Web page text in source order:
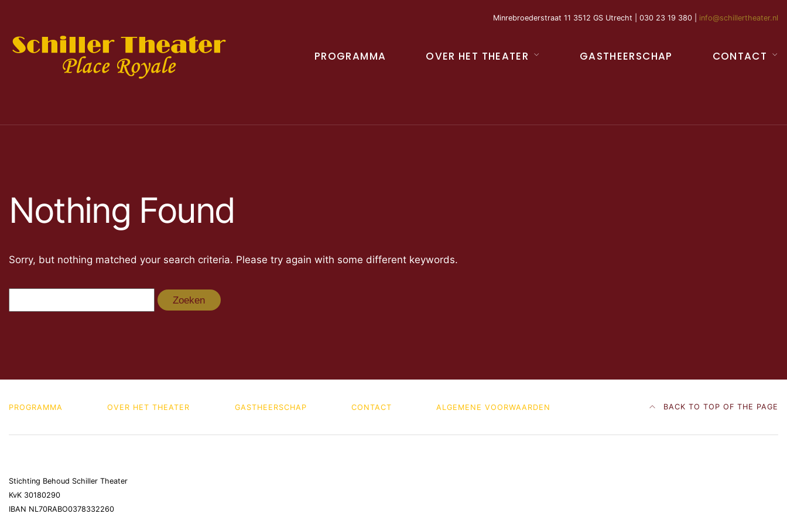
Minrebroederstraat 11 3512 GS Utrecht | 030 23 19 380 | info@schillertheater.nl
PROGRAMMA OVER HET THEATER GASTHEERSCHAP CONTACT
Nothing Found
Sorry, but nothing matched your search criteria. Please try again with some different keywords.
naar:
PROGRAMMA OVER HET THEATER GASTHEERSCHAP CONTACT ALGEMENE VOORWAARDEN BACK TO TOP OF THE PAGE
Stichting Behoud Schiller Theater
KvK 30180290
IBAN NL70RABO0378332260